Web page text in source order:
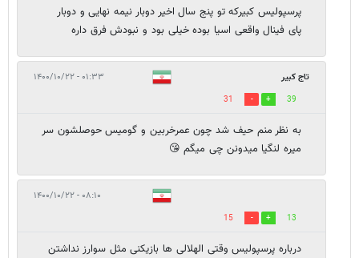
پرسپولیس کبیرکه تو پنج سال اخیر دوبار نیمه نهایی و دوبار
پای فینال واقعی اسیا بوده خیلی بود و نبودش فرق داره
تاج کبیر ۰۱:۳۳ - ۱۴۰۰/۱۰/۲۲
39
31
به نظر منم حیف شد چون عمرخربین و گومیس حوصلشون سر
میره لنگیا میدونن چی میگم 😘
۰۸:۱۰ - ۱۴۰۰/۱۰/۲۲
13
15
درباره پرسپولیس وقتی الهلالی ها بازیکنی مثل سوارز نداشتن